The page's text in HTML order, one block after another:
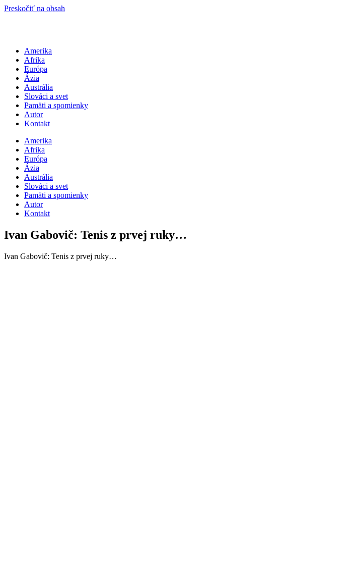
Preskočiť na obsah
Amerika
Afrika
Európa
Ázia
Austrália
Slováci a svet
Pamäti a spomienky
Autor
Kontakt
Amerika
Afrika
Európa
Ázia
Austrália
Slováci a svet
Pamäti a spomienky
Autor
Kontakt
Ivan Gabovič: Tenis z prvej ruky…
Ivan Gabovič: Tenis z prvej ruky…